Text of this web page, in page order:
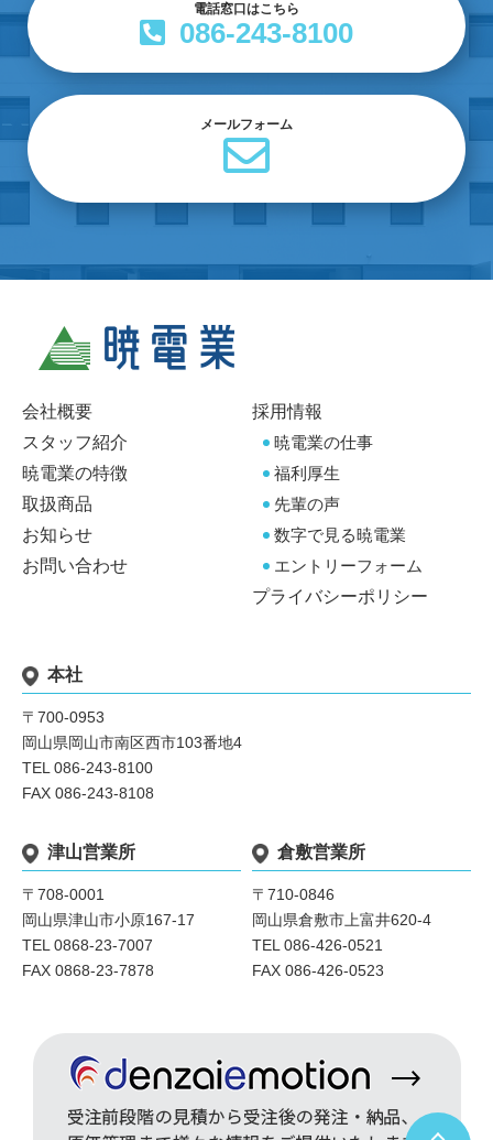
電話窓口はこちら
086-243-8100
メールフォーム
採用情報
暁電業の仕事
福利厚生
先輩の声
数字で見る暁電業
エントリーフォーム
会社概要
スタッフ紹介
暁電業の特徴
取扱商品
お知らせ
お問い合わせ
プライバシーポリシー
本社
〒700-0953
岡山県岡山市南区西市103番地4
TEL 086-243-8100
FAX 086-243-8108
津山営業所
〒708-0001
岡山県津山市小原167-17
TEL 0868-23-7007
FAX 0868-23-7878
倉敷営業所
〒710-0846
岡山県倉敷市上富井620-4
TEL 086-426-0521
FAX 086-426-0523